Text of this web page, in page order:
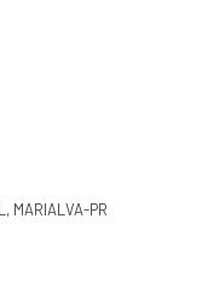
MARIALVA-PR